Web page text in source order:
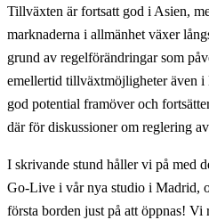
Tillväxten är fortsatt god i Asien,
marknaderna i allmänhet växer
grund av regelförändringar som
emellertid tillväxtmöjligheter även
god potential framöver och
där för diskussioner om reglering
I skrivande stund håller vi på med
Go-Live i vår nya studio i Madrid,
första borden just på att öppnas! Vi